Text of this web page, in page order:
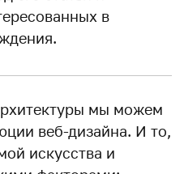
в
мы можем
веб-дизайна. И то,
искусства и